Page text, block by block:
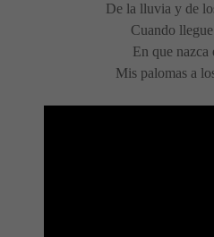
De la lluvia y de
Cuando
En que nazca
Mis palomas a